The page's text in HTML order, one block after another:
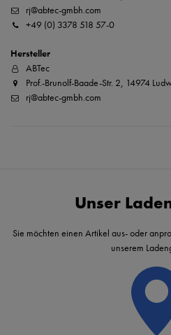
rj@abtec-gmbh.com
+49 (0) 3378 518 57-0
Hersteller
ABTec
Prof.-Brunolf-Baade-Str. 2, 14974
rj@abtec-gmbh.com
Unser
Sie möchten einen Artikel aus- oder
unserem